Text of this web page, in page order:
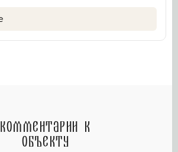
Комментарии к
объекту